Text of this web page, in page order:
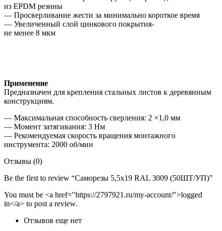
из EPDM резины
— Просверливание жести за минимально короткое время
— Увеличенный слой цинкового покрытия-
не менее 8 мкм
Применение
Предназначен для крепления стальных листов к деревянным
конструкциям.
— Максимальная способность сверления: 2 ×1,0 мм
— Момент затягивания: 3 Нм
— Рекомендуемая скорость вращения монтажного
инструмента: 2000 об/мин
Отзывы (0)
Be the first to review “Саморезы 5,5х19 RAL 3009 (50ШТ/УП)”
You must be <a href="https://2797921.ru/my-account/">logged
in</a> to post a review.
Отзывов еще нет